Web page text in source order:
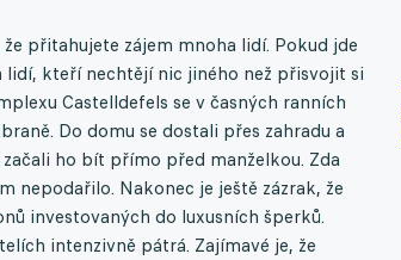
přitahujete zájem mnoha lidí. Pokud jde
lidí, kteří nechtějí nic jiného než přisvojit si
Castelldefels se v časných ranních
Do domu se dostali přes zahradu a
ho bít přímo před manželkou. Zda
nepodařilo. Nakonec je ještě zázrak, že
investovaných do luxusních šperků.
intenzivně pátrá. Zajímavé je, že